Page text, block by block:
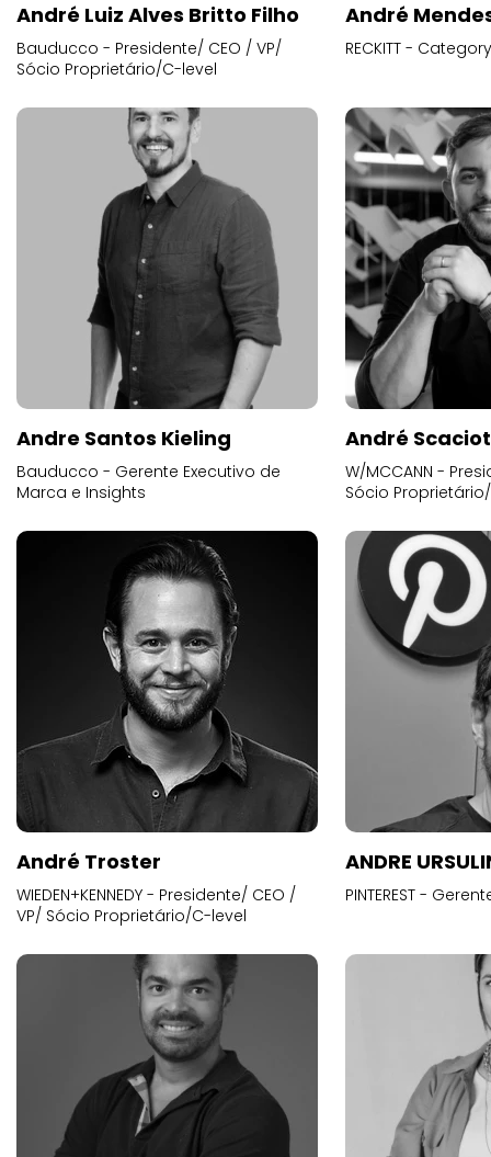
André Luiz Alves Britto Filho
Bauducco - Presidente/ CEO / VP/
Sócio Proprietário/C-level
André
RECKITT -
Andre Santos Kieling
Bauducco - Gerente Executivo de
Marca e Insights
André
W/MCCANN -
Sócio
André Troster
WIEDEN+KENNEDY - Presidente/ CEO /
VP/ Sócio Proprietário/C-level
ANDRE
PINTEREST -